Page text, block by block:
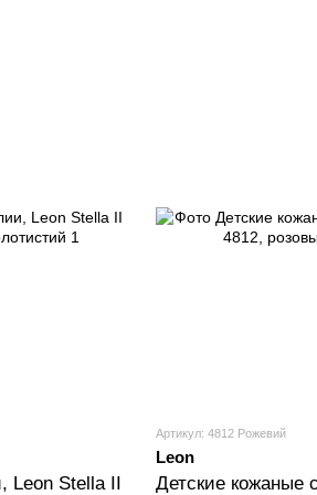
Leon Stella II
Артикул: 4812 Рожевий
Leon
Детские кожаные